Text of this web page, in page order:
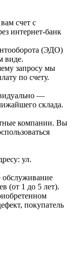
счет с
интернет-банк
(ЭДО)
виде.
запросу мы
по счету.
—
склада.
компании. Вы
ул.
обслуживание
(от 1 до 5 лет).
покупатель